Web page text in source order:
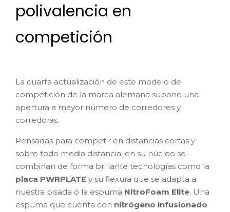
polivalencia en
competición
La cuarta actualización de este modelo de
competición de la marca alemana supone una
apertura a mayor número de corredores y
corredoras.
Pensadas para competir en distancias cortas y
sobre todo media distancia, en su núcleo se
combinan de forma brillante tecnologías como la
placa PWRPLATE y su flexura que se adapta a
nuestra pisada o la espuma NitroFoam Elite. Una
espuma que cuenta con nitrógeno infusionado